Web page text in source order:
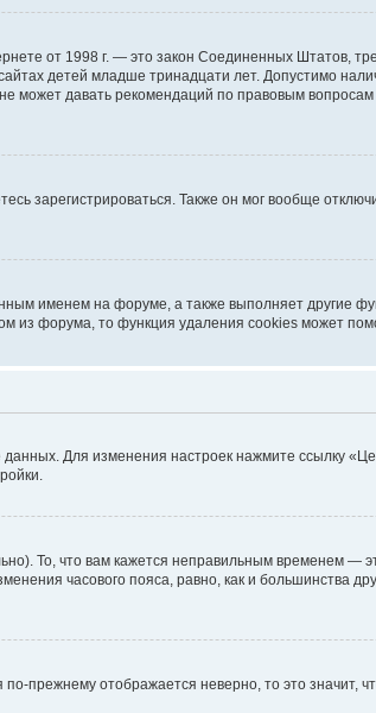
от 1998 г. — это закон Соединенных Штатов,
детей младше тринадцати лет. Допустимо
может давать рекомендаций по правовым
зарегистрироваться. Также он мог вообще
именем на форуме, а также выполняет другие
из форума, то функция удаления cookies может
Для изменения настроек нажмите ссылку
То, что вам кажется неправильным временем —
часового пояса, равно, как и большинства
по-прежнему отображается неверно, то это значит,